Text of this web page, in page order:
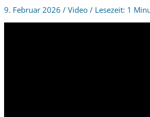
9. Februar 2026 / Video/ 1